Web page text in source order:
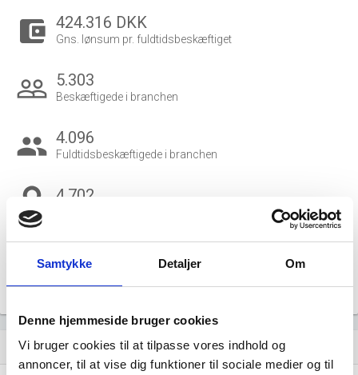
Samtykke Detaljer Om
Denne hjemmeside bruger cookies
Vi bruger cookies til at tilpasse vores indhold og
annoncer, til at vise dig funktioner til sociale medier og til
account_balance_wallet 424.316 DKK
Gns. lønsum pr. fuldtidsbeskæftiget
people_outline 5.303
Beskæftigede i branchen
group 4.096
Fuldtidsbeskæftigede i branchen
4.702
Beskæftigede mænd i branchen
bar_chart Nye og ophørte virksomheder pr. år